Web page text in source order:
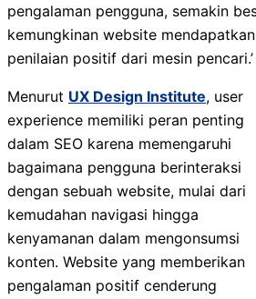
pengalaman pengguna, semakin
kemungkinan website mendapatkan
penilaian positif dari mesin pencari.’
Menurut UX Design Institute, user
experience memiliki peran penting
dalam SEO karena memengaruhi
bagaimana pengguna berinteraksi
dengan sebuah website, mulai dari
kemudahan navigasi hingga
kenyamanan dalam mengonsumsi
konten. Website yang memberikan
pengalaman positif cenderung